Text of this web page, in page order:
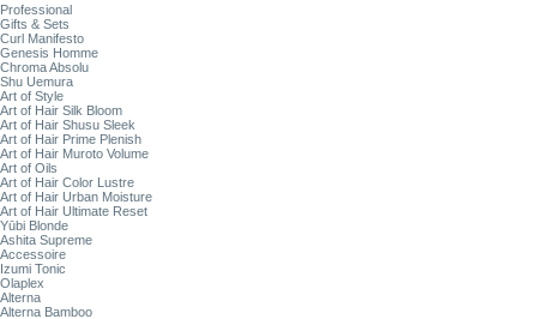
Professional
Gifts & Sets
Curl Manifesto
Genesis Homme
Chroma Absolu
Shu Uemura
Art of Style
Art of Hair Silk Bloom
Art of Hair Shusu Sleek
Art of Hair Prime Plenish
Art of Hair Muroto Volume
Art of Oils
Art of Hair Color Lustre
Art of Hair Urban Moisture
Art of Hair Ultimate Reset
Yūbi Blonde
Ashita Supreme
Accessoire
Izumi Tonic
Olaplex
Alterna
Alterna Bamboo